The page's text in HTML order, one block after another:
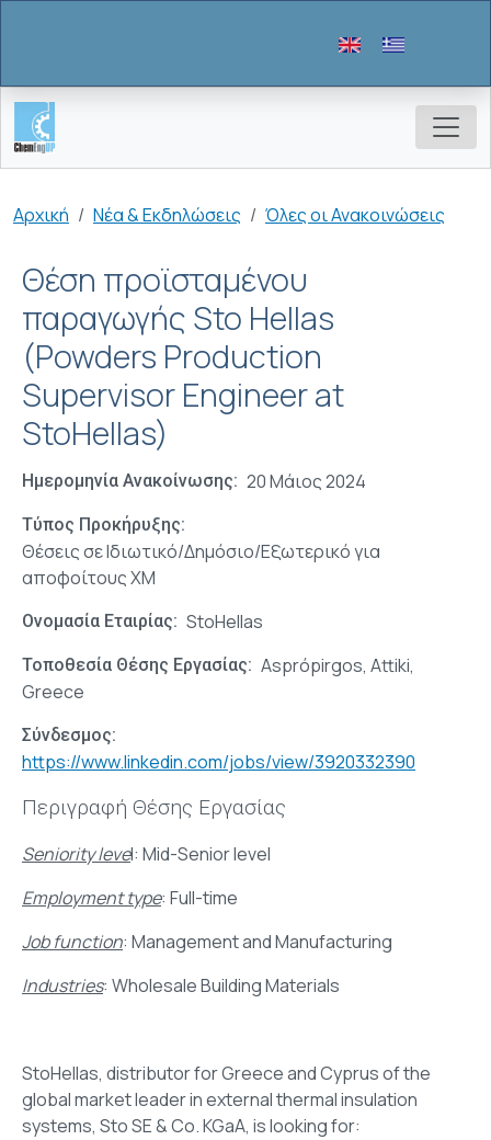
Breadcrumb
Αρχική Νέα & Εκδηλώσεις Όλες οι Ανακοινώσεις
Θέση προϊσταμένου
παραγωγής Sto Hellas
(Powders Production
Supervisor Engineer at
StoHellas)
Ημερομηνία Ανακοίνωσης 20 Μάιος 2024
Τύπος Προκήρυξης
Θέσεις σε Ιδιωτικό/Δημόσιο/Εξωτερικό για
αποφοίτους ΧΜ
Ονομασία Εταιρίας StoHellas
Τοποθεσία Θέσης Εργασίας
Asprópirgos, Attiki,
Greece
Σύνδεσμος
https://www.linkedin.com/jobs/view/3920332390
Περιγραφή Θέσης Εργασίας
Seniority level: Mid-Senior level
Employment type: Full-time
Job function: Management and Manufacturing
Industries: Wholesale Building Materials
StoHellas, distributor for Greece and Cyprus of the
global market leader in external thermal insulation
systems, Sto SE & Co. KGaA, is looking for: